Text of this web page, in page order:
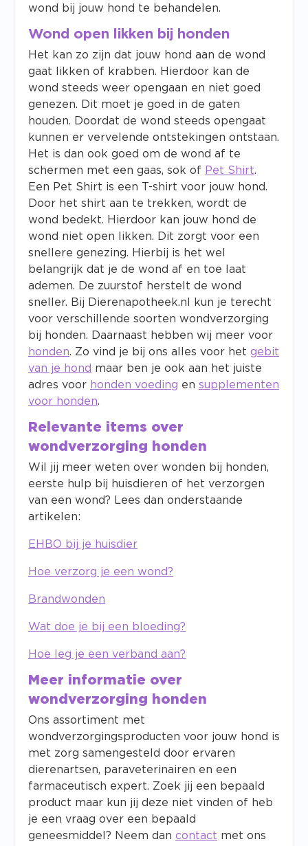
wond bij jouw hond te behandelen.
Wond open likken bij honden
Het kan zo zijn dat jouw hond aan de wond
gaat likken of krabben. Hierdoor kan de
wond steeds weer opengaan en niet goed
genezen. Dit moet je goed in de gaten
houden. Doordat de wond steeds opengaat
kunnen er vervelende ontstekingen ontstaan.
Het is dan ook goed om de wond af te
schermen met een gaas, sok of Pet Shirt.
Een Pet Shirt is een T-shirt voor jouw hond.
Door het shirt aan te trekken, wordt de
wond bedekt. Hierdoor kan jouw hond de
wond niet open likken. Dit zorgt voor een
snellere genezing. Hierbij is het wel
belangrijk dat je de wond af en toe laat
ademen. De zuurstof herstelt de wond
sneller. Bij Dierenapotheek.nl kun je terecht
voor verschillende soorten wondverzorging
bij honden. Daarnaast hebben wij meer voor
honden. Zo vind je bij ons alles voor het gebit
van je hond maar ben je ook aan het juiste
adres voor honden voeding en supplementen
voor honden.
Relevante items over
wondverzorging honden
Wil jij meer weten over wonden bij honden,
eerste hulp bij huisdieren of het verzorgen
van een wond? Lees dan onderstaande
artikelen:
EHBO bij je huisdier
Hoe verzorg je een wond?
Brandwonden
Wat doe je bij een bloeding?
Hoe leg je een verband aan?
Meer informatie over
wondverzorging honden
Ons assortiment met
wondverzorgingsproducten voor jouw hond is
met zorg samengesteld door ervaren
dierenartsen, paraveterinairen en een
farmaceutisch expert. Zoek jij een bepaald
product maar kun jij deze niet vinden of heb
je een vraag over een bepaald
geneesmiddel? Neem dan contact met ons